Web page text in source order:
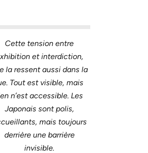
Cette tension entre
et interdiction,
la ressent aussi dans la
Tout est visible, mais
n’est accessible. Les
Japonais sont polis,
mais toujours
derrière une barrière
invisible.